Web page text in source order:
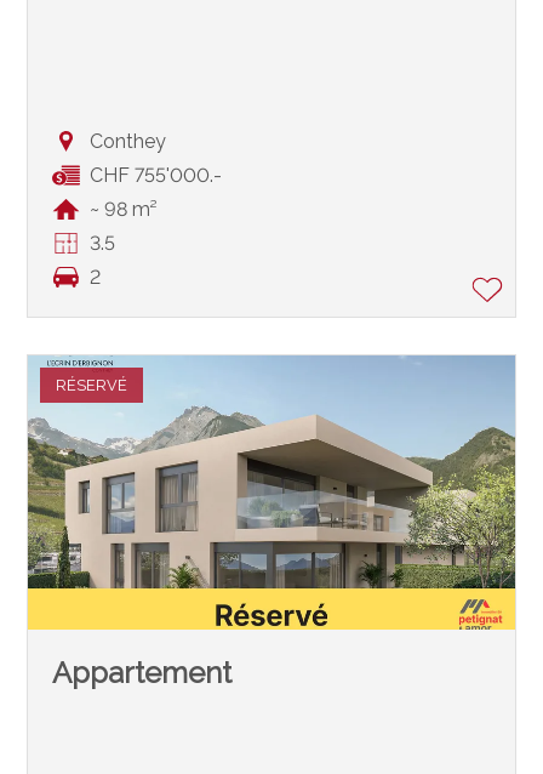
Conthey
CHF 755'000.-
~ 98 m²
3.5
2
RÉSERVÉ
Appartement